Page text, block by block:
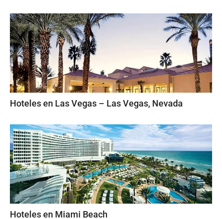
Hoteles en Las Vegas – Las Vegas, Nevada
Hoteles en Miami Beach